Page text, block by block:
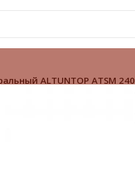
ALTUNTOP ATSM 240